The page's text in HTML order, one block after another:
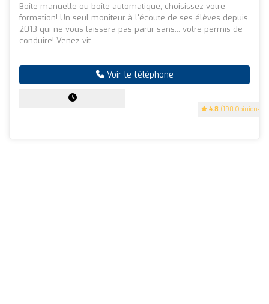
4.8 (190 Opinions)
Boîte manuelle ou boîte automatique, choisissez votre
formation! Un seul moniteur à l'écoute de ses élèves depuis
2013 qui ne vous laissera pas partir sans... votre permis de
conduire! Venez vit...
Voir le téléphone